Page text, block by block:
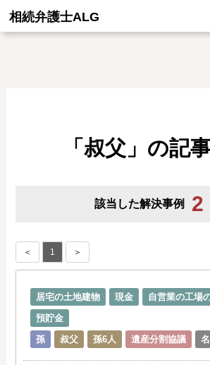
相続弁護士ALG
「叔父」の記
該当した解決事例 2
＜ 1 ＞
居宅の土地建物 現金
自営業の工場
預貯金
孫
叔父 孫6人 遺産分割協議